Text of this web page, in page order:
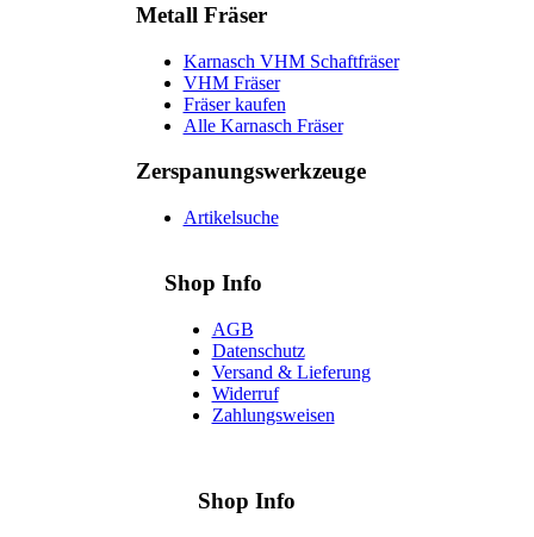
Metall Fräser
Karnasch VHM Schaftfräser
VHM Fräser
Fräser kaufen
Alle Karnasch Fräser
Zerspanungs­werkzeuge
Artikelsuche
Shop Info
AGB
Datenschutz
Versand & Lieferung
Widerruf
Zahlungsweisen
Shop Info